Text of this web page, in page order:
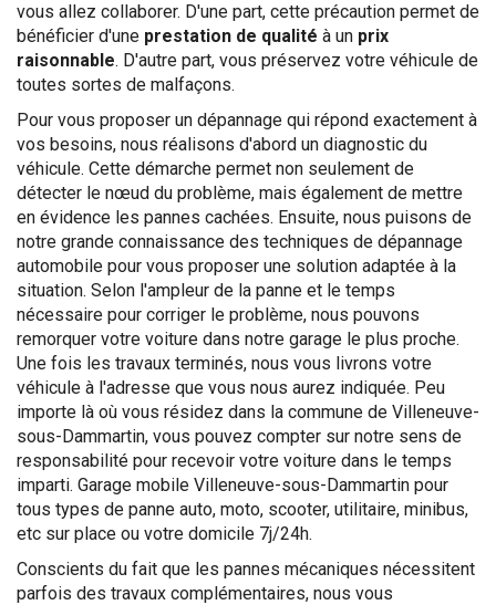
vous allez collaborer. D'une part, cette précaution permet de
bénéficier d'une prestation de qualité à un prix
raisonnable. D'autre part, vous préservez votre véhicule de
toutes sortes de malfaçons.
Pour vous proposer un dépannage qui répond exactement à
vos besoins, nous réalisons d'abord un diagnostic du
véhicule. Cette démarche permet non seulement de
détecter le nœud du problème, mais également de mettre
en évidence les pannes cachées. Ensuite, nous puisons de
notre grande connaissance des techniques de dépannage
automobile pour vous proposer une solution adaptée à la
situation. Selon l'ampleur de la panne et le temps
nécessaire pour corriger le problème, nous pouvons
remorquer votre voiture dans notre garage le plus proche.
Une fois les travaux terminés, nous vous livrons votre
véhicule à l'adresse que vous nous aurez indiquée. Peu
importe là où vous résidez dans la commune de Villeneuve-
sous-Dammartin, vous pouvez compter sur notre sens de
responsabilité pour recevoir votre voiture dans le temps
imparti. Garage mobile Villeneuve-sous-Dammartin pour
tous types de panne auto, moto, scooter, utilitaire, minibus,
etc sur place ou votre domicile 7j/24h.
Conscients du fait que les pannes mécaniques nécessitent
parfois des travaux complémentaires, nous vous